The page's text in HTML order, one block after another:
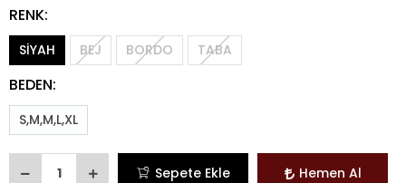
RENK:
SİYAH BEJ BORDO TABA
BEDEN:
S,M,M,L,XL
Sepete Ekle Hemen Al